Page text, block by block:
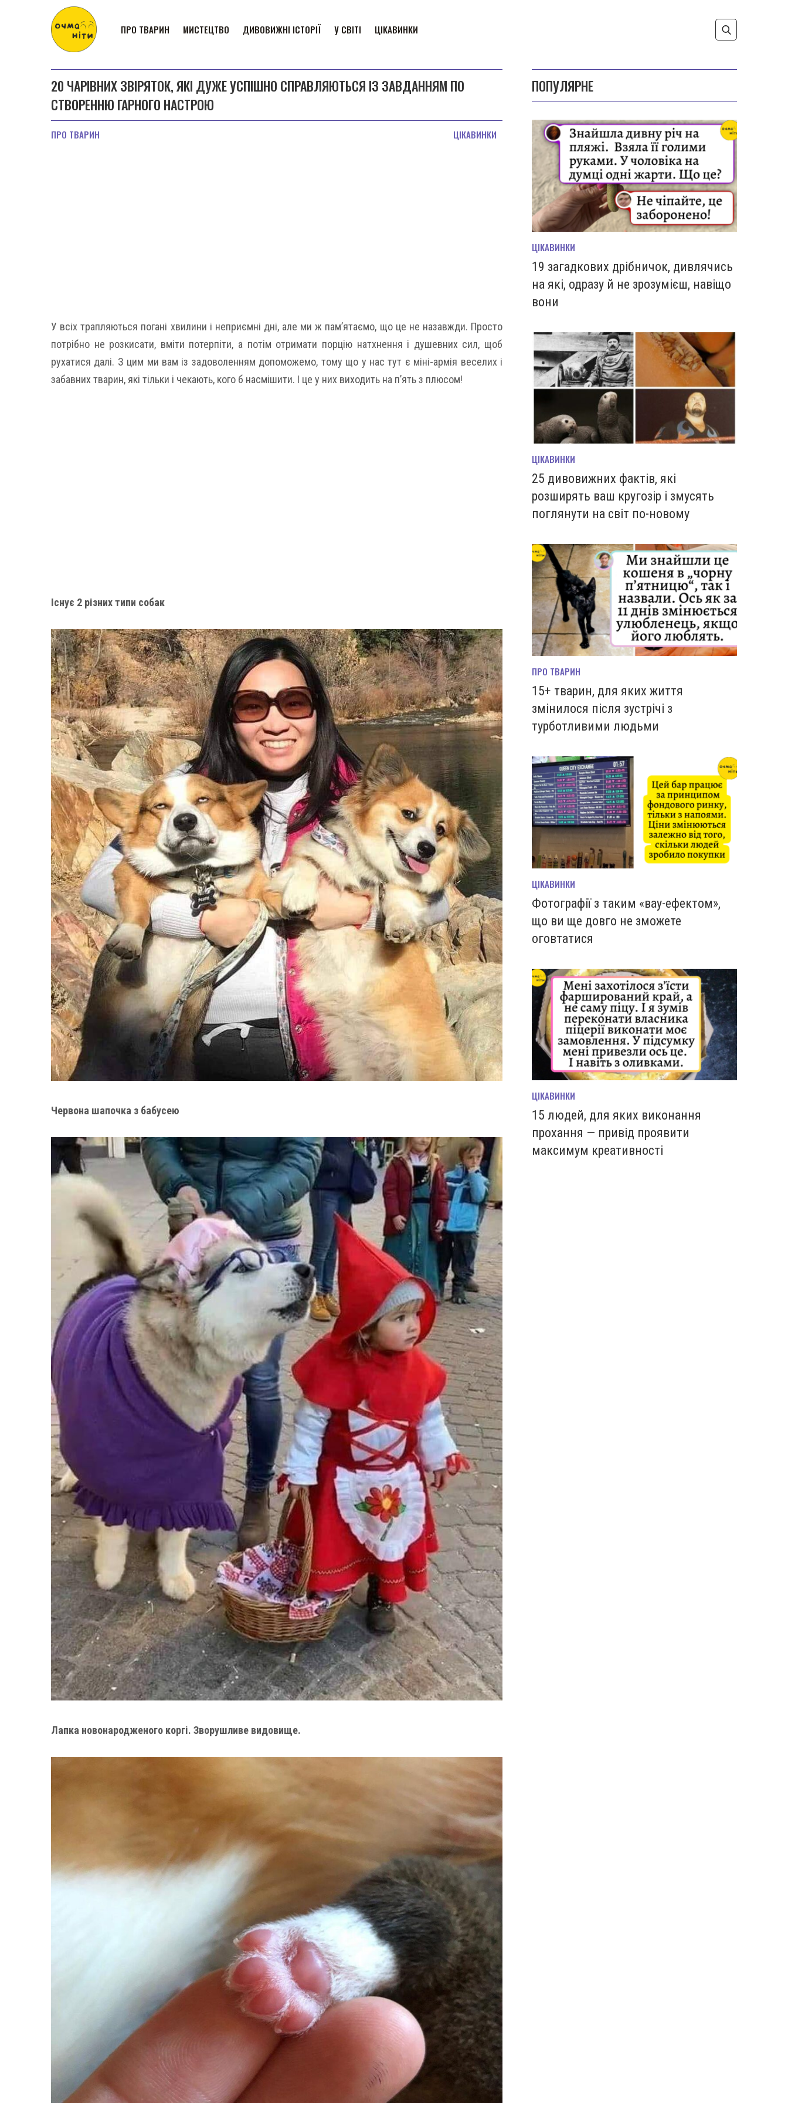
ПРО ТВАРИН МИСТЕЦТВО ДИВОВИЖНІ ІСТОРІЇ У СВІТІ ЦІКАВИНКИ
20 ЧАРІВНИХ ЗВІРЯТОК, ЯКІ ДУЖЕ УСПІШНО СПРАВЛЯЮТЬСЯ ІЗ ЗАВДАННЯМ ПО
СТВОРЕННЮ ГАРНОГО НАСТРОЮ
ПРО ТВАРИН ЦІКАВИНКИ
У всіх трапляються погані хвилини і неприємні дні, але ми ж пам’ятаємо, що це не назавжди. Просто
потрібно не розкисати, вміти потерпіти, а потім отримати порцію натхнення і душевних сил, щоб
рухатися далі. З цим ми вам із задоволенням допоможемо, тому що у нас тут є міні-армія веселих і
забавних тварин, які тільки і чекають, кого б насмішити. І це у них виходить на п’ять з плюсом!
Існує 2 різних типи собак
Червона шапочка з бабусею
Лапка новонародженого коргі. Зворушливе видовище.
ПОПУЛЯРНЕ
ЦІКАВИНКИ
19 загадкових дрібничок, дивлячись
на які, одразу й не зрозумієш, навіщо
вони
ЦІКАВИНКИ
25 дивовижних фактів, які
розширять ваш кругозір і змусять
поглянути на світ по-новому
ПРО ТВАРИН
15+ тварин, для яких життя
змінилося після зустрічі з
турботливими людьми
ЦІКАВИНКИ
Фотографії з таким «вау-ефектом»,
що ви ще довго не зможете
оговтатися
ЦІКАВИНКИ
15 людей, для яких виконання
прохання — привід проявити
максимум креативності